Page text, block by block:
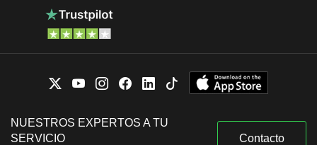
NUESTROS EXPERTOS A TU
SERVICIO
Contacto